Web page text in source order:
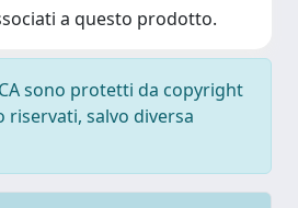
a questo prodotto.
sono protetti da copyright
salvo diversa